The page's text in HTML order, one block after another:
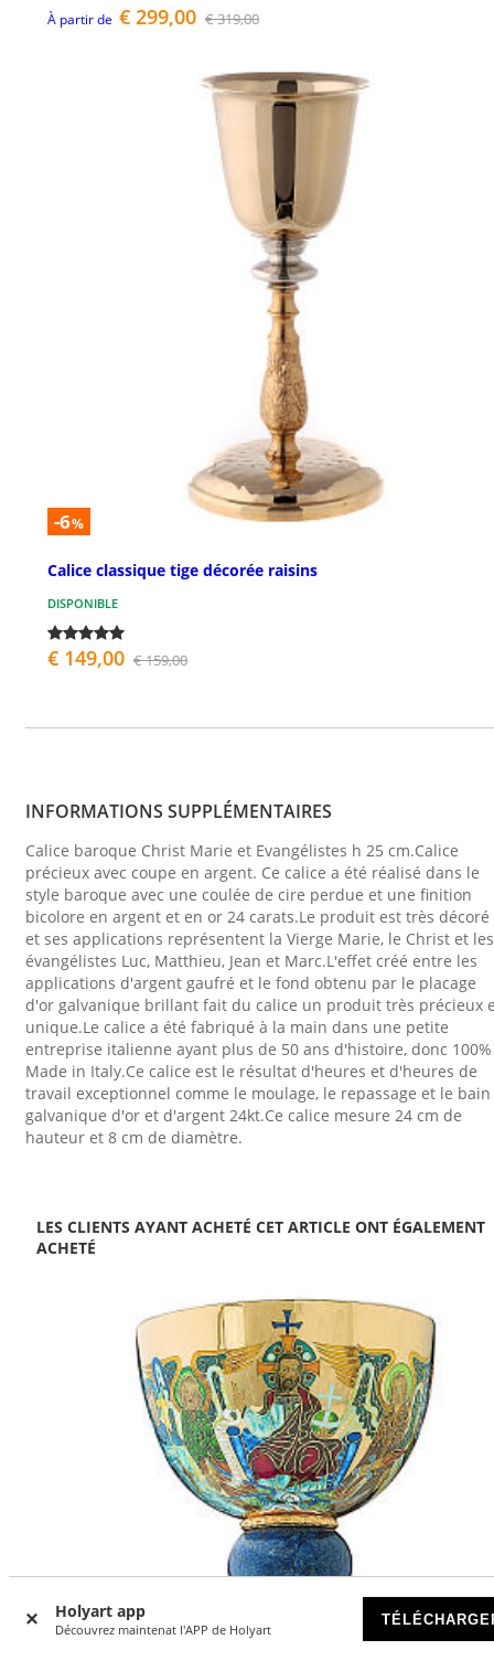
Holyart app
Découvrez maintenat l'APP de Holyart
À partir de € 299,00 € 319,00
-6%
Calice classique tige décorée raisins
DISPONIBLE
€ 149,00 € 159,00
INFORMATIONS SUPPLÉMENTAIRES
Calice baroque Christ Marie et Evangélistes h 25 cm.Calice
précieux avec coupe en argent. Ce calice a été réalisé dans le
style baroque avec une coulée de cire perdue et une finition
bicolore en argent et en or 24 carats.Le produit est très décoré
et ses applications représentent la Vierge Marie, le Christ et les
évangélistes Luc, Matthieu, Jean et Marc.L'effet créé entre les
applications d'argent gaufré et le fond obtenu par le placage
d'or galvanique brillant fait du calice un produit très précieux
unique.Le calice a été fabriqué à la main dans une petite
entreprise italienne ayant plus de 50 ans d'histoire, donc 100%
Made in Italy.Ce calice est le résultat d'heures et d'heures de
travail exceptionnel comme le moulage, le repassage et le bain
galvanique d'or et d'argent 24kt.Ce calice mesure 24 cm de
hauteur et 8 cm de diamètre.
LES CLIENTS AYANT ACHETÉ CET ARTICLE ONT ÉGALEMENT
ACHETÉ